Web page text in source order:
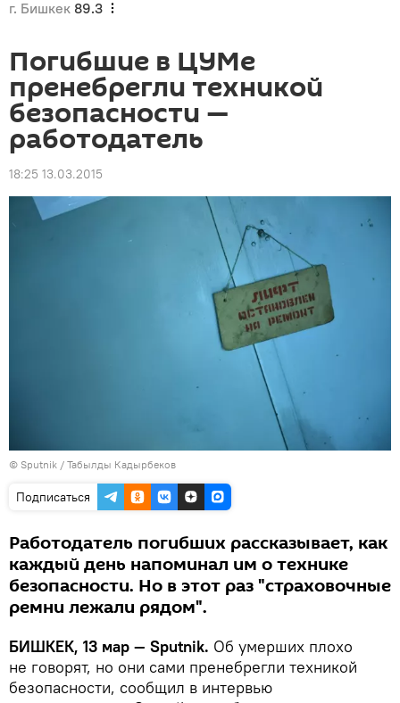
г. Бишкек 89.3
Погибшие в ЦУМе
пренебрегли техникой
безопасности —
работодатель
18:25 13.03.2015
© Sputnik / Табылды Кадырбеков
Подписаться
Работодатель погибших рассказывает, как
каждый день напоминал им о технике
безопасности. Но в этот раз "страховочные
ремни лежали рядом".
БИШКЕК, 13 мар — Sputnik. Об умерших плохо
не говорят, но они сами пренебрегли техникой
безопасности, сообщил в интервью